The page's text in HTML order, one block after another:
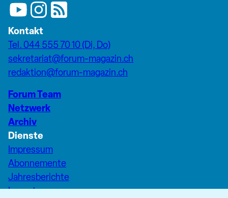
Kontakt
Tel. 044 555 70 10 (Di, Do)
sekretariat@forum-magazin.ch
redaktion@forum-magazin.ch
Forum Team
Netzwerk
Archiv
Dienste
Impressum
Abonnemente
Jahresberichte
Inserate